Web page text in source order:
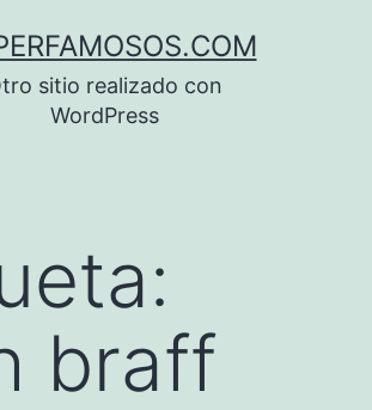
sitio realizado con
WordPress
braff